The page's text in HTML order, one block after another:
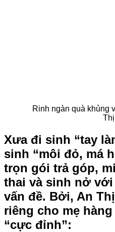
Rinh ngàn quà khủng
Xưa đi sinh “tay
sinh “môi đỏ, má
trọn gói trả góp,
thai và sinh nở
vấn đề. Bởi, An
riêng cho mẹ
“cực đỉnh”: